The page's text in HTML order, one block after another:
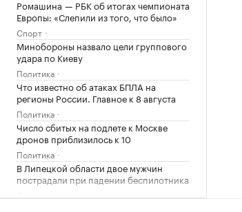
Ромашина — РБК об итогах чемпионата
Европы: «Слепили из того, что было»
Спорт
Минобороны назвало цели группового
удара по Киеву
Политика
Что известно об атаках БПЛА на
регионы России. Главное к 8 августа
Политика
Число сбитых на подлете к Москве
дронов приблизилось к 10
Политика
В Липецкой области двое мужчин
пострадали при падении беспилотника
Политика